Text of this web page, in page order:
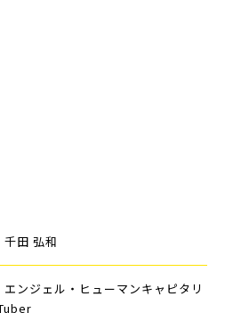
千田 弘和
エンジェル・ヒューマンキャピタリ